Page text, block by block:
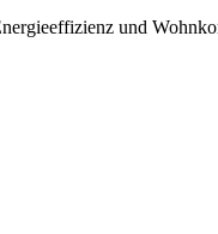
und